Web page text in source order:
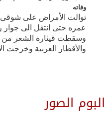
وفاته
توالت الأمراض على شوقى
وسقطت قيثارة الشعر من
والأقطار العربية وخرجت
البوم الصور